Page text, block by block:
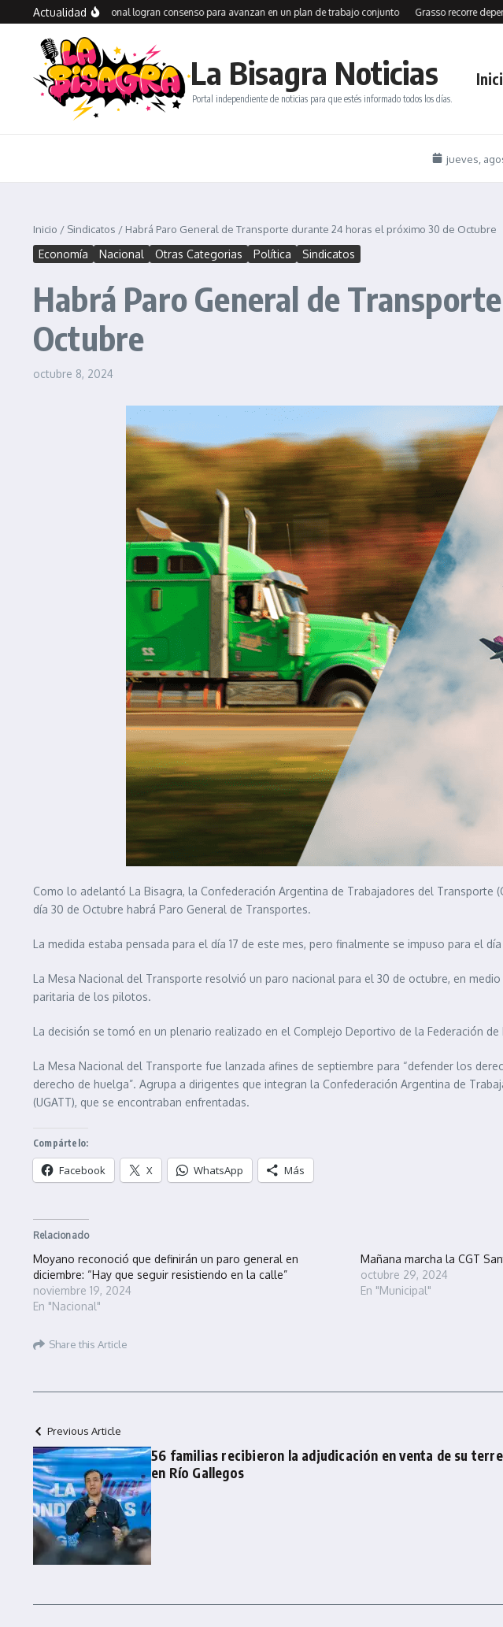
Saltar al contenido
Actualidad
y Vialidad Nacional logran consenso para avanzan en un plan de trabajo conjunto Grasso recorre
La Bisagra Noticias
Portal independiente de noticias para que estés informado todos los días.
jueves,
Inicio / Sindicatos / Habrá Paro General de Transporte durante 24 horas el próximo 30 de Octubre
Economía Nacional Otras Categorias Política Sindicatos
Habrá Paro General de
Octubre
octubre 8, 2024
Como lo adelantó La Bisagra, la Confederación Argentina de Trabajadores del Transporte
día 30 de Octubre habrá Paro General de Transportes.
La medida estaba pensada para el día 17 de este mes, pero finalmente se impuso para el
La Mesa Nacional del Transporte resolvió un paro nacional para el 30 de octubre, en
paritaria de los pilotos.
La decisión se tomó en un plenario realizado en el Complejo Deportivo de la Federación de
La Mesa Nacional del Transporte fue lanzada afines de septiembre para “defender los
derecho de huelga”. Agrupa a dirigentes que integran la Confederación Argentina de
(UGATT), que se encontraban enfrentadas.
Compártelo:
Facebook X WhatsApp Más
Relacionado
Moyano reconoció que definirán un paro general en
diciembre: “Hay que seguir resistiendo en la calle”
noviembre 19, 2024
En "Nacional"
Mañana marcha la CGT
octubre 29, 2024
En "Municipal"
Share this Article
Previous Article
56 familias recibieron la adjudicación en venta de su
en Río Gallegos